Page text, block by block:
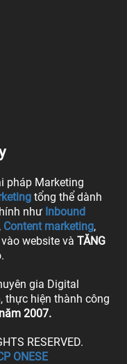
pháp Marketing
tổng thể dành
như Inbound
, Content marketing,
website và TĂNG
gia Digital
thực hiện thành công
2007.
RESERVED.
ONESE